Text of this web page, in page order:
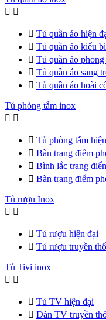
 
 Tủ quần áo hiện
 Tủ quần áo kiểu
 Tủ quần áo
 Tủ quần áo sang
 Tủ quần áo hoài
Tủ phòng tắm inox
 
 Tủ phòng tắm
 Bàn trang điểm
 Bình lắc trang
 Bàn trang điểm
Tủ rượu Inox
 
 Tủ rượu hiện đại
 Tủ rượu truyền
Tủ Tivi inox
 
 Tủ TV hiện đại
 Dàn TV truyền